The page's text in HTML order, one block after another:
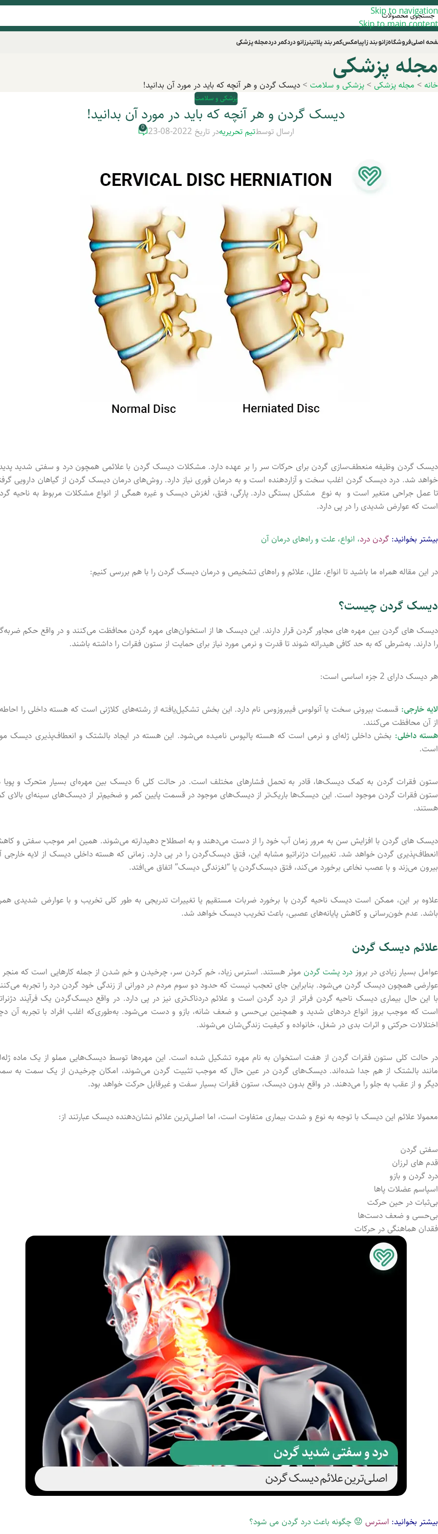
Skip to navigation
Skip to main content
اصلیفروشگاهزانو بند زاپیامکسکمر بند پلاتینرزانو دردکمر دردمجله پزشکی
مجله پزشکی
خانه > مجله پزشکی > پزشکی و سلامت > دیسک گردن و هر آنچه که باید در مورد آن بدانید!
پزشکی و سلامت
دیسک گردن و هر آنچه که باید در مورد آن بدانید!
ارسال توسطتیم تحریریهدر تاریخ 2022-08-23 0
دیسک گردن وظیفه منعطف‌سازی گردن برای حرکات سر را بر عهده دارد. مشکلات دیسک گردن با علائمی همچون درد و سفتی شدید
خواهد شد. درد دیسک گردن اغلب سخت و آزاردهنده است و به درمان فوری نیاز دارد. روش‌های درمان دیسک گردن از گیاهان دارویی
تا عمل جراحی متغیر است و به نوع مشکل بستگی دارد. پارگی، فتق، لغزش دیسک و غیره همگی از انواع مشکلات مربوط به ناحیه
است که عوارض شدیدی را در پی دارد.
بیشتر بخوانید: گردن درد، انواع، علت و راه‌های درمان آن
در این مقاله همراه ما باشید تا انواع، علل، علائم و راه‌های تشخیص و درمان دیسک گردن را با هم بررسی کنیم:
دیسک گردن چیست؟
دیسک های گردن بین مهره های مجاور گردن قرار دارند. این دیسک ها از استخوان‌های مهره گردن محافظت می‌کنند و در واقع حکم
را دارند. به‌شرطی‌ که به حد کافی هیدراته شوند تا قدرت و نرمی مورد نیاز برای حمایت از ستون فقرات را داشتـه باشند.
هر دیسک دارای 2 جزء اساسی است:
لایه خارجی: قسمت بیرونی سخت یا آنولوس فیبروزوس نام دارد. این بخش تشکیل‌یافتـه از رشته‌های کلاژنی است که هسته داخلی را
از آن محافظت می‌کنند.
هسته داخلی: بخش داخلی ژله‌ای و نرمی است که هسته پالپوس نامیـده می‌شود. این هسته در ایجاد بالشتک و انعطاف‌پذیری دیسک
است.
ستون فقرات گردن به کمک دیسک‌ها، قادر به تحمل فشارهای مختلف است. در حالت کلی 6 دیسک بین مهره‌ای بسیار متحرک و
ستون فقرات گردن موجود است. این دیسک‌ها باریک‌تر از دیسک‌های موجود در قسمت پایین کمر و ضخیم‌تر از دیسک‌های سینه‌ای بالای
هستند.
دیسک های گردن با افزایش سن به مرور زمان آب خود را از دست می‌دهند و به اصطلاح دهیدارته می‌شوند. همین امر موجب سفتی و
انعطاف‌پذیری گردن خواهد شد. تغییرات دژنراتیو مشابه این، فتق دیسک‌گردن را در پی دارد. زمانی که هسته داخلی دیسک از لایه خارجی
بیرون می‌زند و با عصب نخاعی برخورد می‌کند، فتق دیسک‌گردن یا “لغزندگی دیسک” اتفاق می‌افتد.
علاوه بر این، ممکن است دیسک ناحیه گردن با برخورد ضربات مستقیم یا تغییرات تدریجی به طور کلی تخریب و با عوارض شدیدی
باشد. عدم خون‌رسانی و کاهش پایانه‌های عصبی، باعث تخریب دیسک خواهد شد.
علائم دیسک گردن
عوامل بسیار زیادی در بروز درد پشت گردن موثر هستند. استرس زیاد، خم کـردن سر، چرخیدن و خم شـدن از جمله کارهایی است که منجر
عوارضی همچون دیسک گردن می‌شود. بنابراین جای تعجب نیست که حدود دو سوم مردم در دورانی از زندگی خود گردن درد را تجربه
با این حال بیماری دیسک ناحیه گردن فراتر از درد گردن است و علائم دردناک‌تری نیز در پی دارد. در واقع دیسک‌گردن یک فرآیند
است که موجب بروز انواع دردهای شدید و همچنین بی‌حسی و ضعف شانه‌، بازو و دست می‌شود. به‌طوری‌که اغلب افراد با تجربه آن
اختلالات حرکتی و اثرات بدی در شغل، خانواده و کیفیت زندگی‌شان می‌شوند.
در حالت کلی ستون فقرات گردن از هفت استخوان به نام مهره تشکیل شـده است. این مهره‌ها توسط دیسک‌هایی مملو از یک ماده
مانند بالشتک از هم جدا شده‌اند. دیسک‌های گردن در عین حال که موجب تثبیت گردن می‌شوند، امکان چرخیـدن از یک سمت به
دیگر و از عقب به جلو را می‌دهند. در واقع بدون دیسک، ستون فقرات بسیار سفت و غیرقابل حرکت خواهد بود.
معمولا علائم این دیسک با توجه به نوع و شدت بیماری متفاوت است، اما اصلی‌ترین علائم نشان‌دهنده دیسک عبارتند از:
سفتی گردن
قدم های لرزان
‏درد گردن و بازو
اسپاسم عضلات پاها
بی‌ثبات در حین حرکت
بی‌حسی و ضعف دست‌ها
فقدان هماهنگی در حرکات
بیشتر بخوانید: استرس 😟 چگونه باعث درد گردن می شود؟